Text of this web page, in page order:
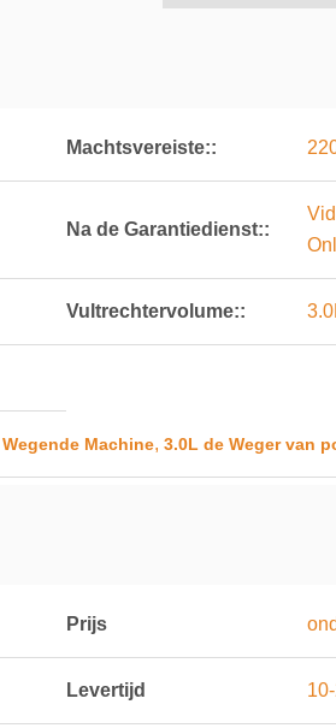
Machtsvereiste::
Na de Garantiedienst::
Vultrechtervolume::
Machine, 3.0L de Weger van
Prijs
Levertijd